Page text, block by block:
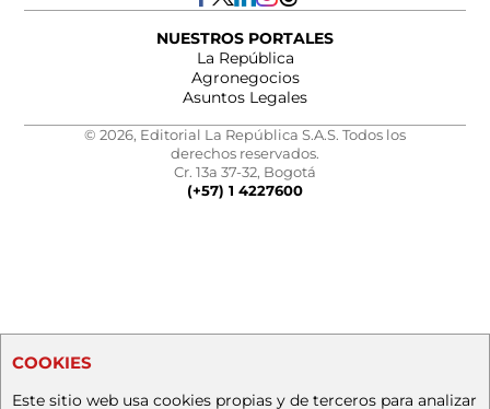
NUESTROS PORTALES
La República
Agronegocios
Asuntos Legales
© 2026, Editorial La República S.A.S. Todos los
derechos reservados.
Cr. 13a 37-32, Bogotá
(+57) 1 4227600
COOKIES
Este sitio web usa cookies propias y de terceros para analizar